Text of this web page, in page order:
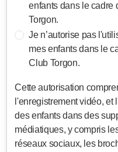
enfants dans le cadre
Torgon.
Je n’autorise pas
mes enfants dans le
Club Torgon.
Cette autorisation
l'enregistrement vidéo, et
des enfants dans des
médiatiques, y compris
réseaux sociaux, les